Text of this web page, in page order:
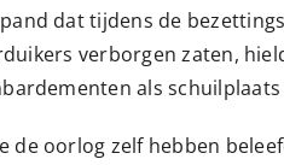
dat tijdens de
verborgen zaten,
als
de oorlog zelf hebben